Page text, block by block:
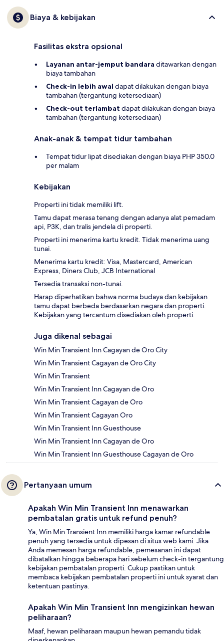
Biaya & kebijakan
Fasilitas ekstra opsional
Layanan antar-jemput bandara ditawarkan dengan
biaya tambahan
Check-in lebih awal dapat dilakukan dengan biaya
tambahan (tergantung ketersediaan)
Check-out terlambat dapat dilakukan dengan biaya
tambahan (tergantung ketersediaan)
Anak-anak & tempat tidur tambahan
Tempat tidur lipat disediakan dengan biaya PHP 350.0
per malam
Kebijakan
Properti ini tidak memiliki lift.
Tamu dapat merasa tenang dengan adanya alat pemadam
api, P3K, dan tralis jendela di properti.
Properti ini menerima kartu kredit. Tidak menerima uang
tunai.
Menerima kartu kredit: Visa, Mastercard, American
Express, Diners Club, JCB International
Tersedia transaksi non-tunai.
Harap diperhatikan bahwa norma budaya dan kebijakan
tamu dapat berbeda berdasarkan negara dan properti.
Kebijakan yang tercantum disediakan oleh properti.
Juga dikenal sebagai
Win Min Transient Inn Cagayan de Oro City
Win Min Transient Cagayan de Oro City
Win Min Transient
Win Min Transient Inn Cagayan de Oro
Win Min Transient Cagayan de Oro
Win Min Transient Cagayan Oro
Win Min Transient Inn Guesthouse
Win Min Transient Inn Cagayan de Oro
Win Min Transient Inn Guesthouse Cagayan de Oro
Pertanyaan umum
Apakah Win Min Transient Inn menawarkan
pembatalan gratis untuk refund penuh?
Ya, Win Min Transient Inn memiliki harga kamar refundable
penuh yang tersedia untuk dipesan di situs web kami. Jika
Anda memesan harga refundable, pemesanan ini dapat
dibatalkan hingga beberapa hari sebelum check-in tergantung
kebijakan pembatalan properti. Cukup pastikan untuk
membaca kebijakan pembatalan properti ini untuk syarat dan
ketentuan pastinya.
Apakah Win Min Transient Inn mengizinkan hewan
peliharaan?
Maaf, hewan peliharaan maupun hewan pemandu tidak